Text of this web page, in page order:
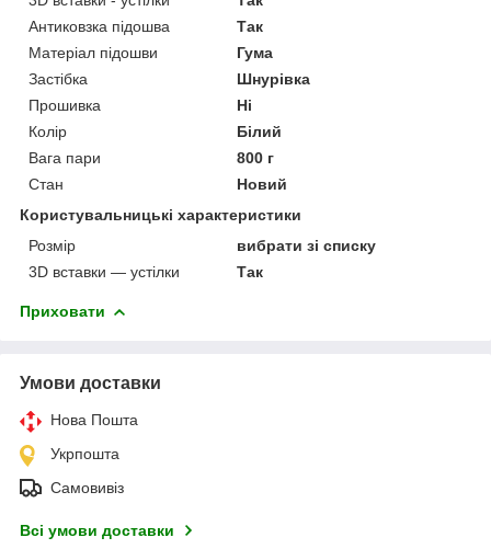
Антиковзка підошва
Так
Матеріал підошви
Гума
Застібка
Шнурівка
Прошивка
Ні
Колір
Білий
Вага пари
800 г
Стан
Новий
Користувальницькі характеристики
Розмір
вибрати зі списку
3D вставки — устілки
Так
Приховати
Умови доставки
Нова Пошта
Укрпошта
Самовивіз
Всі умови доставки